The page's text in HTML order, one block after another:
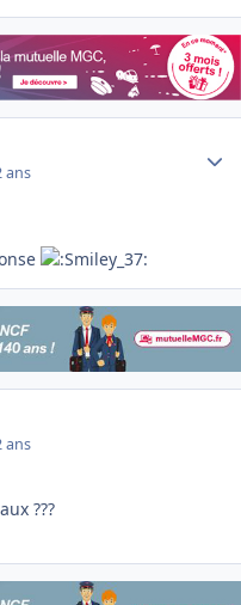
ans
ans
???